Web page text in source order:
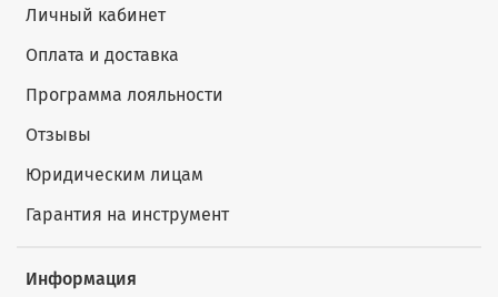
Личный кабинет
Оплата и доставка
Программа лояльности
Отзывы
Юридическим лицам
Гарантия на инструмент
Информация